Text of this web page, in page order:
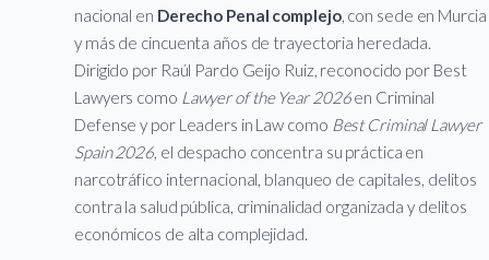
nacional en Derecho Penal complejo, con sede en Murcia
y más de cincuenta años de trayectoria heredada.
Dirigido por Raúl Pardo Geijo Ruiz, reconocido por Best
Lawyers como Lawyer of the Year 2026en Criminal
Defense y por Leaders in Law como Best Criminal Lawyer
Spain 2026, el despacho concentra su práctica en
narcotráfico internacional, blanqueo de capitales, delitos
contra la salud pública, criminalidad organizada y delitos
económicos de alta complejidad.